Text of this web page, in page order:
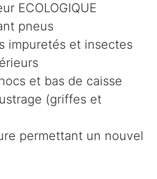
ECOLOGIQUE
pneus
impuretés et insectes
et bas de caisse
(griffes et
permettant un nouvel